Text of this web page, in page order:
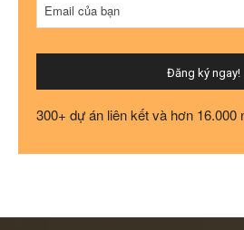
Email của bạn
Đăng ký ngay!
Business
300+ dự án liên kết và hơn 16.000